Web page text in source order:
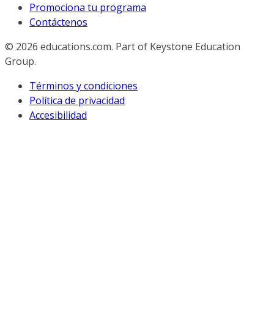
Promociona tu programa
Contáctenos
© 2026 educations.com. Part of Keystone Education
Group.
Términos y condiciones
Política de privacidad
Accesibilidad